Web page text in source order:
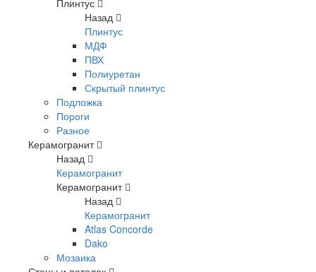
Плинтус
Назад
Плинтус
МДФ
ПВХ
Полиуретан
Скрытый плинтус
Подложка
Пороги
Разное
Керамогранит
Назад
Керамогранит
Керамогранит
Назад
Керамогранит
Atlas Concorde
Dako
Мозаика